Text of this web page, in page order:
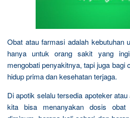
Obat atau farmasi adalah kebutuhan
hanya untuk orang sakit yang
mengobati penyakitnya, tapi juga bagi
hidup prima dan kesehatan terjaga.
Di apotik selalu tersedia apoteker
kita bisa menanyakan dosis